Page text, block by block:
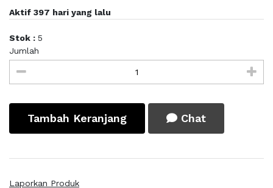
Aktif 397 hari yang lalu
Stok : 5
Jumlah
Tambah Keranjang Chat
Laporkan Produk